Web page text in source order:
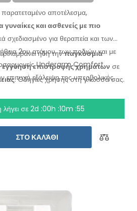
αποτέλεσμα,
γυναίκες και ασθενείς με πιο
σχεδιασμένο για θεραπεία και των
2ου ατόμου, των ποδιών και με
Underarm Comfort
εξάλειψη της υπερβολικής
της μασχάλης.
ήδη τηνπαγκόσμια
εγγύησηεπιστροφής χρημάτων σε
. Οδηγίες χρήσηςστη γλώσσα σας.
σε 2d :00h :10m :55
ΣΤΟ ΚΑΛΆΘΙ